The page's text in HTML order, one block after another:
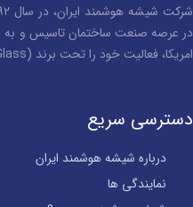
امریکا، فعالیت خود را تحت برند ISG (Iran Smart Glass) آغاز کرد.
دسترسی سریع
درباره شیشه هوشمند ایران
نمایندگی ها